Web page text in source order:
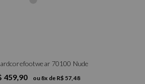
70100 Nude
459,90 ou 8x de R$ 57,48